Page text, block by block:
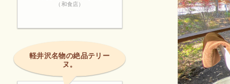
（和食店）
軽井沢名物の絶品テリー
ヌ。